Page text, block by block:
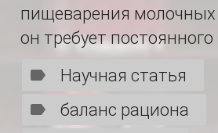
пищеварения молочных
он требует
Научная статья
баланс рациона